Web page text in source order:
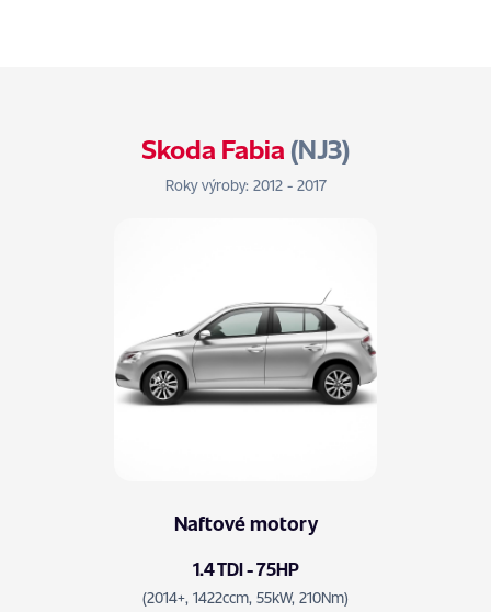
Skoda Fabia (NJ3)
Roky výroby: 2012 - 2017
Naftové motory
1.4 TDI - 75HP
(2014+, 1422ccm, 55kW, 210Nm)